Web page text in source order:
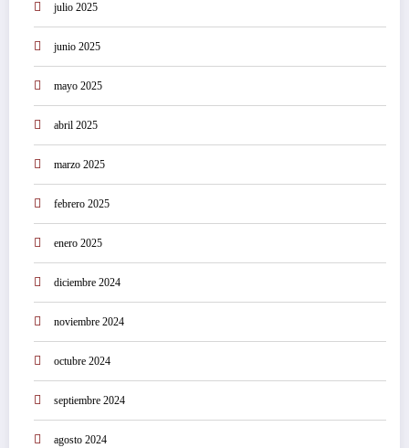
julio 2025
junio 2025
mayo 2025
abril 2025
marzo 2025
febrero 2025
enero 2025
diciembre 2024
noviembre 2024
octubre 2024
septiembre 2024
agosto 2024